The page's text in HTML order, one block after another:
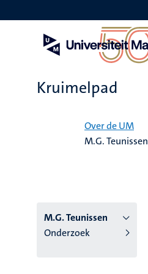
en
Kruimelpad
Over de UM
M.G. Teunissen
M.G. Teunissen
Onderzoek